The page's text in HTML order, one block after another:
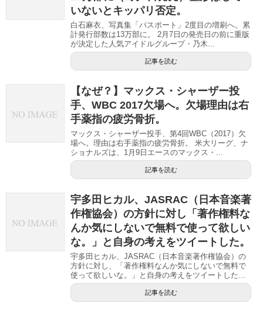
いないとキッパリ否定。
白石麻衣、写真集「パスポート」2度目の増刷へ。累
計発行部数は13万部に。 2月7日の発売日の前に重版
が決定した人気アイドルグループ・乃木...
記事を読む
【なぜ？】マックス・シャーザー投
手、WBC 2017欠場へ。欠場理由は右
手薬指の疲労骨折。
マックス・シャーザー投手、第4回WBC（2017）欠
場へ。理由は右手薬指の疲労骨折。 米大リーグ、ナ
ショナルズは、1月9日エースのマックス・...
記事を読む
宇多田ヒカル、JASRAC（日本音楽著
作権協会）の方針に対し「著作権料な
んか気にしないで無料で使って欲しい
な。」と自身の考えをツイートした。
宇多田ヒカル、JASRAC（日本音楽著作権協会）の
方針に対し、「著作権料なんか気にしないで無料で
使って欲しいな。」と自身の考えをツイートした...
記事を読む